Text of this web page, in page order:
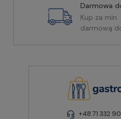
Darmowa
Kup za
darmową
+48 71 332